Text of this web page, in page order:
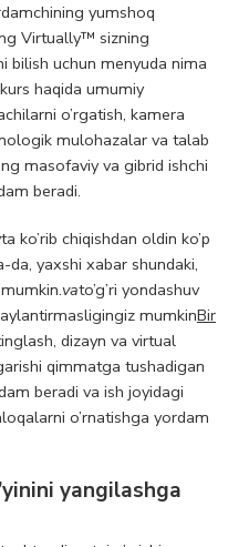
yumshoq
Virtually™ sizning
bilish uchun menyuda nima
haqida umumiy
o’rgatish, kamera
mulohazalar va talab
masofaviy va gibrid ishchi
beradi.
ko’rib chiqishdan oldin ko’p
da, yaxshi xabar shundaki,
vato’g’ri yondashuv
mumkinBir
dizayn va virtual
qimmatga tushadigan
beradi va ish joyidagi
o’rnatishga yordam
yangilashga